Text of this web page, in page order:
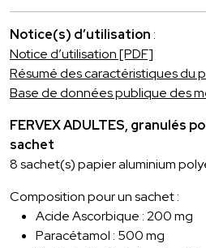
Notice(s) d’utilisation :
Notice d’utilisation [PDF]
Résumé des caractéristiques du
Base de données publique des
FERVEX ADULTES, granulés
sachet
8 sachet(s) papier aluminium
Composition pour un sachet :
Acide Ascorbique : 200 mg
Paracétamol : 500 mg